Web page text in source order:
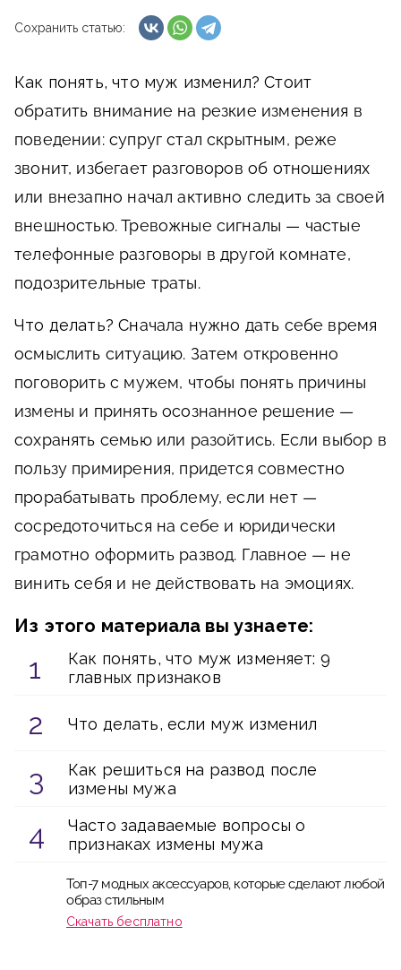
Сохранить статью:
Как понять, что муж изменил? Стоит
обратить внимание на резкие изменения в
поведении: супруг стал скрытным, реже
звонит, избегает разговоров об отношениях
или внезапно начал активно следить за своей
внешностью. Тревожные сигналы — частые
телефонные разговоры в другой комнате,
подозрительные траты.
Что делать? Сначала нужно дать себе время
осмыслить ситуацию. Затем откровенно
поговорить с мужем, чтобы понять причины
измены и принять осознанное решение —
сохранять семью или разойтись. Если выбор в
пользу примирения, придется совместно
прорабатывать проблему, если нет —
сосредоточиться на себе и юридически
грамотно оформить развод. Главное — не
винить себя и не действовать на эмоциях.
Из этого материала вы узнаете:
Как понять, что муж изменяет: 9
главных признаков
Что делать, если муж изменил
Как решиться на развод после
измены мужа
Часто задаваемые вопросы о
признаках измены мужа
Топ-7 модных аксессуаров, которые сделают любой
образ стильным
Скачать бесплатно